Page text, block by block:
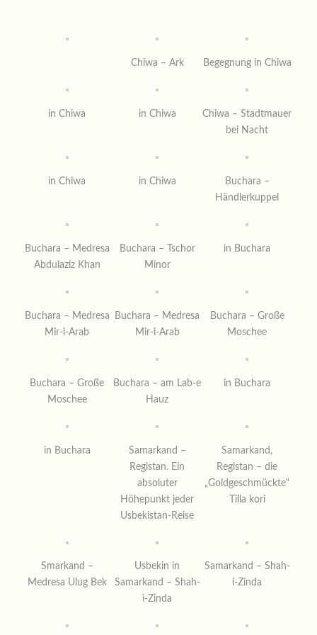
Chiwa – Ark Begegnung in Chiwa
in Chiwa in Chiwa
Chiwa – Stadtmauer
bei Nacht
in Chiwa in Chiwa
Buchara –
Händlerkuppel
Buchara – Medresa
Abdulaziz Khan
Buchara – Tschor
Minor
in Buchara
Buchara – Medresa
Mir-i-Arab
Buchara – Medresa
Mir-i-Arab
Buchara – Große
Moschee
Buchara – Große
Moschee
Buchara – am Lab-e
Hauz
in Buchara
in Buchara
Samarkand –
Registan. Ein
absoluter
Höhepunkt jeder
Usbekistan-Reise
Samarkand,
Registan – die
„Goldgeschmückte“
Tilla kori
Smarkand –
Medresa Ulug Bek
Usbekin in
Samarkand – Shah-
i-Zinda
Samarkand – Shah-
i-Zinda